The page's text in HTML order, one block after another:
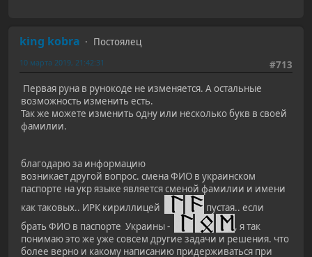
king kobra
Постоялец
#713
10 марта 2019, 21:42:31
Первая руна в рунокоде не изменяется. А остальные
возможность изменить есть.
Так же можете изменить одну или несколько букв в своей
фамилии.
благодарю за информацию
возникает другой вопрос. смена ФИО в украинском
паспорте на укр языке является сменой фамилии и имени
как таковых.. ИРК кириллицей
пустая.. если
брать ФИО в паспорте Украины -
, я так
понимаю это же уже совсем другие задачи и решения. что
более верно и какому написанию придерживаться при